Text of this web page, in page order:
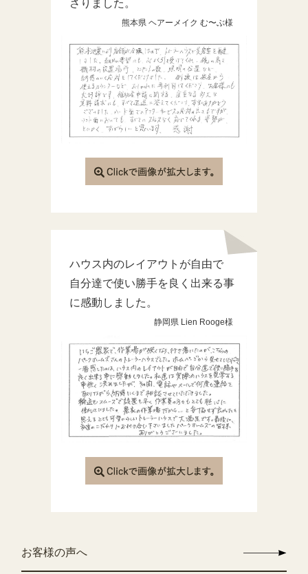
さりました。
熊本県 ヘアーメイク む〜ぶ様
ハウス内のレイアウトが自由で
自分達で使い勝手を良く出来る事
に感動しました。
静岡県 Lien Rooge様
お客様の声へ